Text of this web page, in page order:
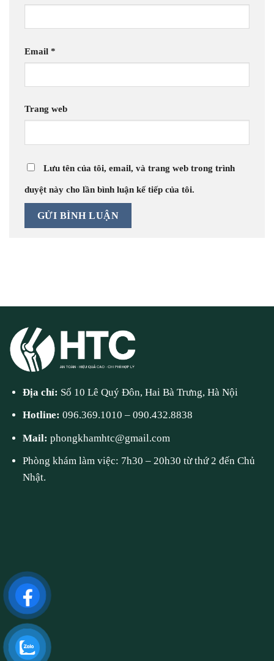
Email *
Trang web
Lưu tên của tôi, email, và trang web trong trình
duyệt này cho lần bình luận kế tiếp của tôi.
Địa chỉ: Số 10 Lê Quý Đôn, Hai Bà Trưng, Hà Nội
Hotline:096.369.1010 –090.432.8838
Mail:phongkhamhtc@gmail.com
Phòng khám làm việc: 7h30 – 20h30 từ thứ 2 đến Chủ
Nhật.